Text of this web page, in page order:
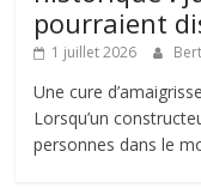
pourraient
1 juillet 2026
Une cure
Lorsqu’un
personnes dans le